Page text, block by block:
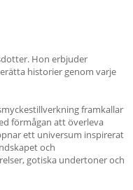
Hon erbjuder
historier genom varje
framkallar
förmågan att överleva
ett universum inspirerat
och
gotiska undertoner och